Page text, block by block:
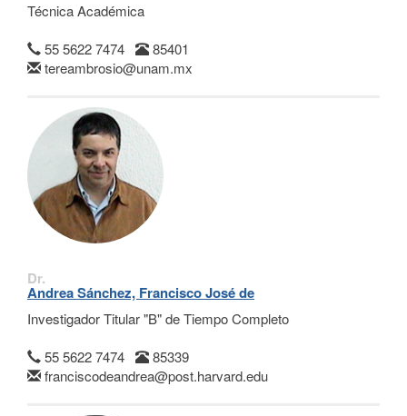
Técnica Académica
55 5622 7474
85401
tereambrosio@unam.mx
Dr.
Andrea Sánchez, Francisco José de
Investigador Titular "B" de Tiempo Completo
55 5622 7474
85339
franciscodeandrea@post.harvard.edu